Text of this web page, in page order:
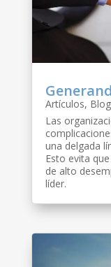
Artículos, Blog
Las
una delgada
Esto evita
de alto
líder.